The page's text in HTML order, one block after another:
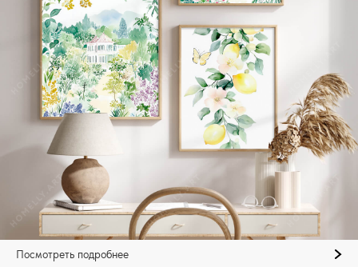
Посмотреть подробнее